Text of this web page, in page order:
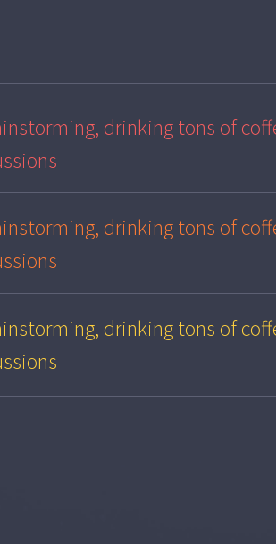
drinking tons of
drinking tons of
drinking tons of